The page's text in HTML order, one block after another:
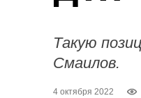
Такую
Смаилов.
4 октября 2022